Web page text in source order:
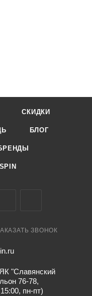
СКИДКИ
БЛОГ
ЗВОНОК
"Славянский
76-78,
пн-пт)